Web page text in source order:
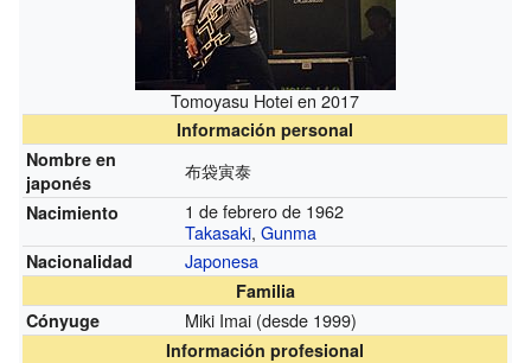
Tomoyasu Hotei en 2017
Información personal
Nombre en
japonés
布袋寅泰
Nacimiento
1 de febrero de 1962
Takasaki,Gunma
Nacionalidad Japonesa
Familia
Cónyuge
Miki Imai (desde 1999)
Información profesional